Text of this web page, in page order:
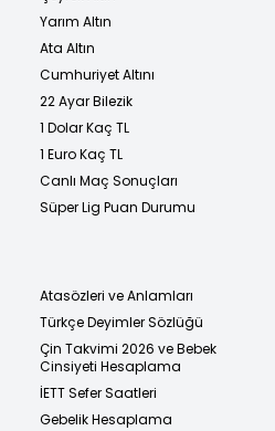
Yarım Altın
Ata Altın
Cumhuriyet Altını
22 Ayar Bilezik
1 Dolar Kaç TL
1 Euro Kaç TL
Canlı Maç Sonuçları
Süper Lig Puan Durumu
Atasözleri ve Anlamları
Türkçe Deyimler Sözlüğü
Çin Takvimi 2026 ve Bebek
Cinsiyeti Hesaplama
İETT Sefer Saatleri
Gebelik Hesaplama